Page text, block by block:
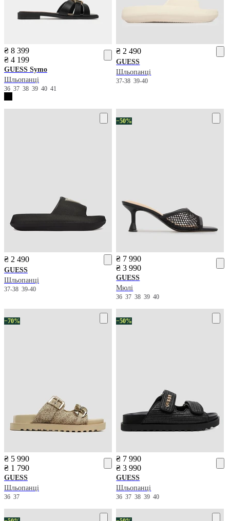
₴ 8 399
₴ 4 199
GUESS Symo
Шльопанці
36 37 38 39 40 41
₴ 2 490
GUESS
Шльопанці
37-3839-40
₴ 2 490
GUESS
Шльопанці
37-38 39-40
−50%
₴ 7 990
₴ 3 990
GUESS
Мюлі
3637383940
−70%
₴ 5 990
₴ 1 790
GUESS
Шльопанці
36 37
−50%
₴ 7 990
₴ 3 990
GUESS
Шльопанці
3637383940